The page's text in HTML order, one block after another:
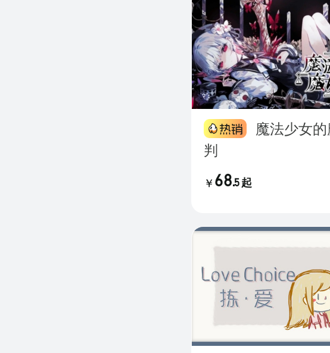
判
￥ 68.5 起